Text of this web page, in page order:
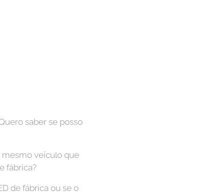
saber se posso
mesmo veículo que
fábrica?
de fábrica ou se o